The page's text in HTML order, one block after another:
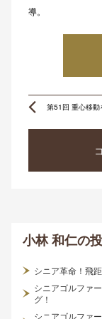
導。
Prev
小林 和仁の
シニア革命！飛
シニアゴルファ
グ！
シニアゴルファ